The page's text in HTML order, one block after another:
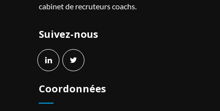
cabinet de recruteurs coachs.
Suivez-nous
Coordonnées